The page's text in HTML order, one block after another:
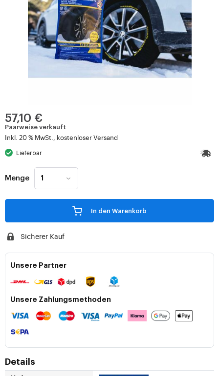
57,10 €
Paarweise verkauft
Inkl. 20 % MwSt., kostenloser Versand
Lieferbar
Menge
In den Warenkorb
Sicherer Kauf
Unsere Partner
Unsere Zahlungsmethoden
Details